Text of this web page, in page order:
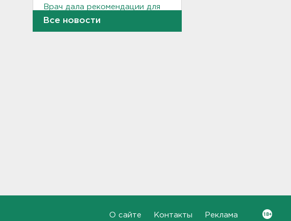
Врач дала рекомендации для
пережить жару
Все новости
О сайте Контакты Реклама